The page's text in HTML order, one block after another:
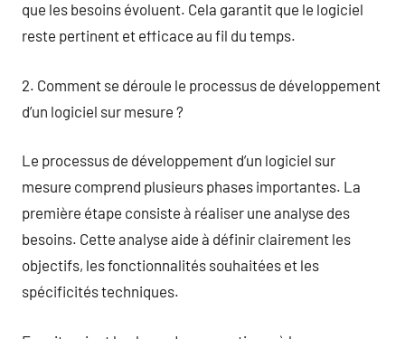
que les besoins évoluent. Cela garantit que le logiciel
reste pertinent et efficace au fil du temps.
2. Comment se déroule le processus de développement
d’un logiciel sur mesure ?
Le processus de développement d’un logiciel sur
mesure comprend plusieurs phases importantes. La
première étape consiste à réaliser une analyse des
besoins. Cette analyse aide à définir clairement les
objectifs, les fonctionnalités souhaitées et les
spécificités techniques.